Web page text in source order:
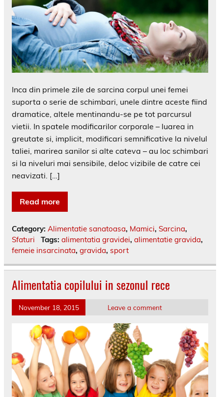
Inca din primele zile de sarcina corpul unei femei
suporta o serie de schimbari, unele dintre aceste fiind
dramatice, altele mentinandu-se pe tot parcursul
vietii. In spatele modificarilor corporale – luarea in
greutate si, implicit, modificari semnificative la nivelul
taliei, marirea sanilor si alte cateva – au loc schimbari
si la niveluri mai sensibile, deloc vizibile de catre cei
neavizati. […]
Read more
Category: Alimentatie sanatoasa, Mamici, Sarcina,
Sfaturi
Tags: alimentatia gravidei, alimentatie gravida,
femeie insarcinata, gravida, sport
Alimentatia copilului in sezonul rece
November 18, 2015 Leave a comment